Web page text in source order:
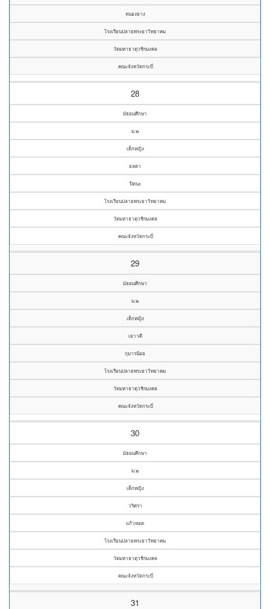
หนองยาง
โรงเรียนปลายพระยาวิทยาคม
วัดมหาธาตุวชิรมงคล
คณะจังหวัดกระบี่
28
มัธยมศึกษา
ม.๒
เด็กหญิง
ยลดา
ปีดนะ
โรงเรียนปลายพระยาวิทยาคม
วัดมหาธาตุวชิรมงคล
คณะจังหวัดกระบี่
29
มัธยมศึกษา
ม.๒
เด็กหญิง
เยาวดี
กุมารน้อย
โรงเรียนปลายพระยาวิทยาคม
วัดมหาธาตุวชิรมงคล
คณะจังหวัดกระบี่
30
มัธยมศึกษา
ม.๒
เด็กหญิง
วริศรา
แก้วหอด
โรงเรียนปลายพระยาวิทยาคม
วัดมหาธาตุวชิรมงคล
คณะจังหวัดกระบี่
31